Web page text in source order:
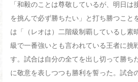
「和毅のことは尊敬しているが、明日は
を挑んで必ず勝ちたい」と打ち勝つこと
は「（レオは）二階級制覇しているし素
級で一番強いとも言われている王者に挑
す。試合は自分の全てを出し切って勝ち
に敬意を表しつつも勝利を誓った。試合